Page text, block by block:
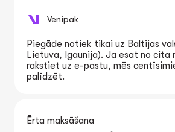
Venipak
Piegāde notiek tikai uz Baltijas
Lietuva, Igaunija). Ja esat no cita
rakstiet uz e-pastu, mēs
palīdzēt.
Ērta maksāšana